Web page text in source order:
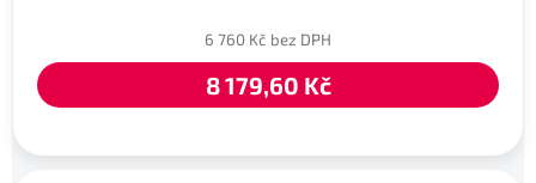
6 760 Kč bez DPH
8 179,60 Kč